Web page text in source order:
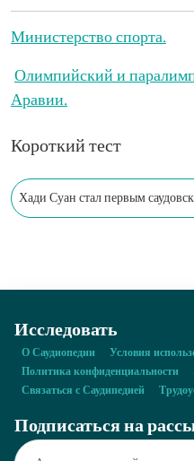
Министерство спорта.
Олимпийский и
Аравии.
Короткий тест
Хади Суан стал первым
Исследовать
О Саудиопедии
Условия
Политика конфиденциальности
Связаться с Саудипедией
Подписаться на